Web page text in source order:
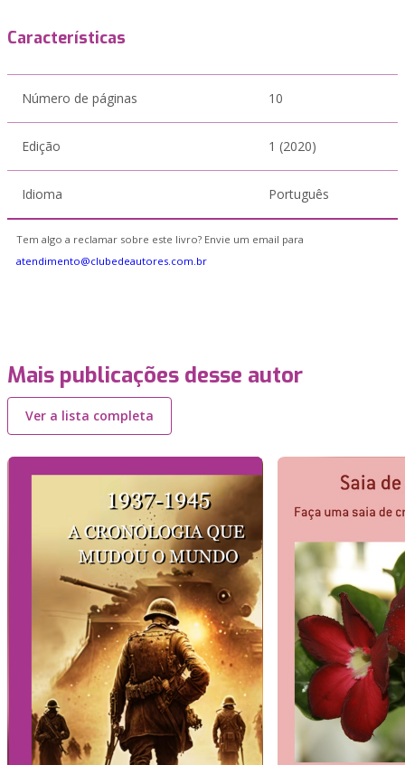
Características
Número de páginas 10
Edição 1 (2020)
Idioma Português
Tem algo a reclamar sobre este livro? Envie um email para
atendimento@clubedeautores.com.br
Mais publicações desse autor
Ver a lista completa